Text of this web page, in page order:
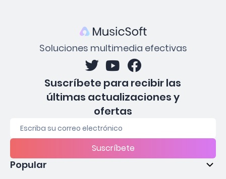
Soluciones multimedia efectivas
Suscríbete para recibir las
últimas actualizaciones y
ofertas
Suscríbete
Popular